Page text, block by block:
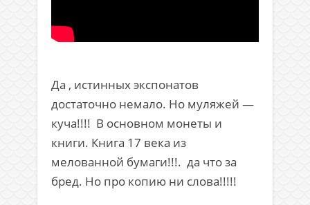
Да , истинных экспонатов
достаточно немало. Но муляжей —
куча!!!! В основном монеты и
книги. Книга 17 века из
мелованной бумаги!!!. да что за
бред. Но про копию ни слова!!!!!